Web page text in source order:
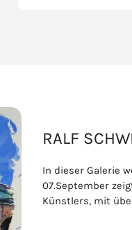
RALF
In dieser Galerie
07.September
Künstlers, mit